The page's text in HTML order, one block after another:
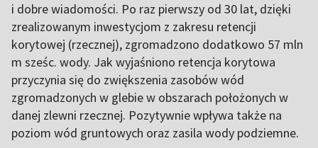
i dobre wiadomości. Po raz pierwszy od 30 lat, dzięki
zrealizowanym inwestycjom z zakresu retencji
korytowej (rzecznej), zgromadzono dodatkowo 57 mln
m sześc. wody. Jak wyjaśniono retencja korytowa
przyczynia się do zwiększenia zasobów wód
zgromadzonych w glebie w obszarach położonych w
danej zlewni rzecznej. Pozytywnie wpływa także na
poziom wód gruntowych oraz zasila wody podziemne.